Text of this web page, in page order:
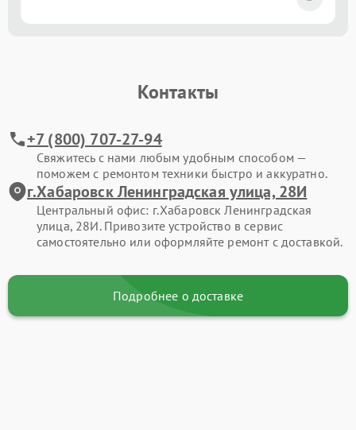
Контакты
+7 (800) 707-27-94
Свяжитесь с нами любым удобным способом —
поможем с ремонтом техники быстро и аккуратно.
г.Хабаровск Ленинградская улица, 28И
Центральный офис: г.Хабаровск Ленинградская
улица, 28И. Привозите устройство в сервис
самостоятельно или оформляйте ремонт с доставкой.
Подробнее о доставке